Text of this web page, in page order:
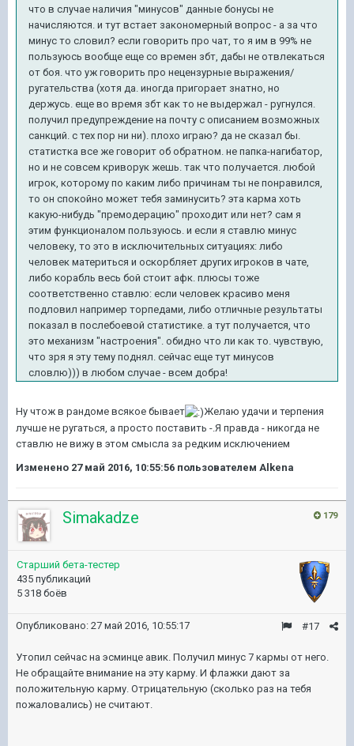
что в случае наличия "минусов" данные бонусы не
начисляются. и тут встает закономерный вопрос - а за что
минус то словил? если говорить про чат, то я им в 99% не
пользуюсь вообще еще со времен збт, дабы не отвлекаться
от боя. что уж говорить про нецензурные выражения/
ругательства (хотя да. иногда пригорает знатно, но
держусь. еще во время збт как то не выдержал - ругнулся.
получил предупреждение на почту с описанием возможных
санкций. с тех пор ни ни). плохо играю? да не сказал бы.
статистка все же говорит об обратном. не папка-нагибатор,
но и не совсем криворук жешь. так что получается. любой
игрок, которому по каким либо причинам ты не понравился,
то он спокойно может тебя заминусить? эта карма хоть
какую-нибудь "премодерацию" проходит или нет? сам я
этим функционалом пользуюсь. и если я ставлю минус
человеку, то это в исключительных ситуациях: либо
человек материться и оскорбляет других игроков в чате,
либо корабль весь бой стоит афк. плюсы тоже
соответственно ставлю: если человек красиво меня
подловил например торпедами, либо отличные результаты
показал в послебоевой статистике. а тут получается, что
это механизм "настроения". обидно что ли как то. чувствую,
что зря я эту тему поднял. сейчас еще тут минусов
словлю))) в любом случае - всем добра!
Ну чтож в рандоме всякое бывает
Желаю удачи и терпения
лучше не ругаться, а просто поставить -.Я правда - никогда не
ставлю не вижу в этом смысла за редким исключением
Изменено 27 май 2016, 10:55:56 пользователем Alkena
179
Simakadze
Старший бета-тестер
435 публикаций
5 318 боёв
#17
Опубликовано: 27 май 2016, 10:55:17
Утопил сейчас на эсминце авик. Получил минус 7 кармы от него.
Не обращайте внимание на эту карму. И флажки дают за
положительную карму. Отрицательную (сколько раз на тебя
пожаловались) не считают.